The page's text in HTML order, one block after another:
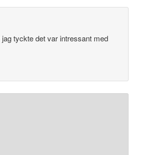
tyckte det var intressant med